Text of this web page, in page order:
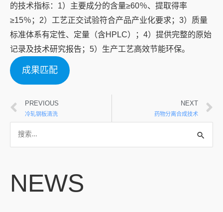
的技术指标：1）主要成分的含量≥60％、提取得率
≥15％；2）工艺正交试验符合产品产业化要求；3）质量
标准体系有定性、定量（含HPLC）；4）提供完整的原始
记录及技术研究报告；5）生产工艺高效节能环保。
成果匹配
PREVIOUS
冷轧钢板清洗
NEXT
药物分离合成技术
NEWS